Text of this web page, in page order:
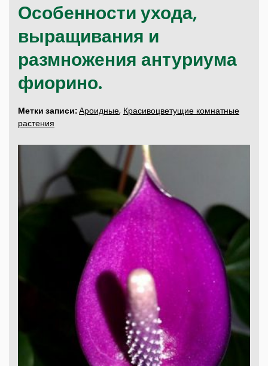
Особенности ухода,
выращивания и
размножения антуриума
фиорино.
Метки записи:Ароидные, Красивоцветущие комнатные
растения